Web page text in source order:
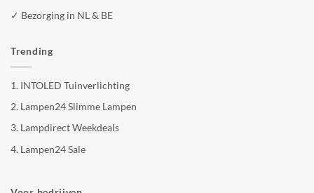
✓ Bezorging in NL & BE
Trending
1. INTOLED Tuinverlichting
2. Lampen24 Slimme Lampen
3. Lampdirect Weekdeals
4. Lampen24 Sale